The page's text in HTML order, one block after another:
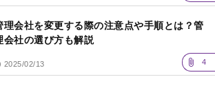
理会社を変更する際の注意点や手順とは？管
会社の選び方も解説
2025/02/13 4